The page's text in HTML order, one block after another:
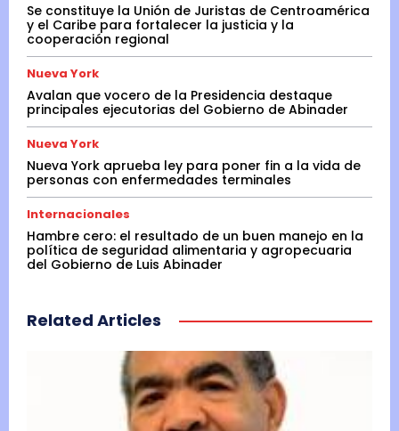
Se constituye la Unión de Juristas de Centroamérica
y el Caribe para fortalecer la justicia y la
cooperación regional
Nueva York
Avalan que vocero de la Presidencia destaque
principales ejecutorias del Gobierno de Abinader
Nueva York
Nueva York aprueba ley para poner fin a la vida de
personas con enfermedades terminales
Internacionales
Hambre cero: el resultado de un buen manejo en la
política de seguridad alimentaria y agropecuaria
del Gobierno de Luis Abinader
Related Articles